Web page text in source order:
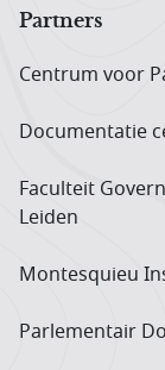
Partners
Centrum voor
Documentatie
Faculteit
Leiden
Montesquieu
Parlementair